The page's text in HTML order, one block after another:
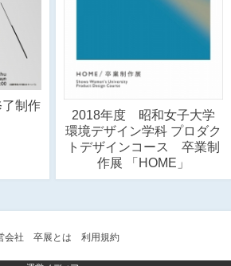
制作
2018年度 昭和女子大学
環境デザイン学科 プロダク
トデザインコース 卒業制
作展 「HOME」
会社 卒展とは 利用規約